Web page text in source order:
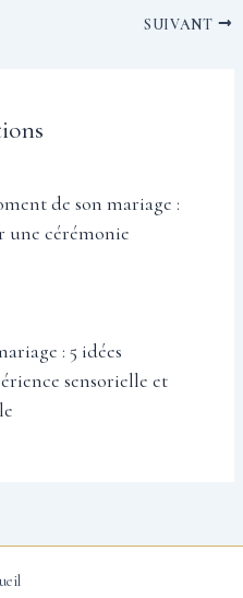
SUIVANT
de son mariage :
une cérémonie
: 5 idées
sensorielle et